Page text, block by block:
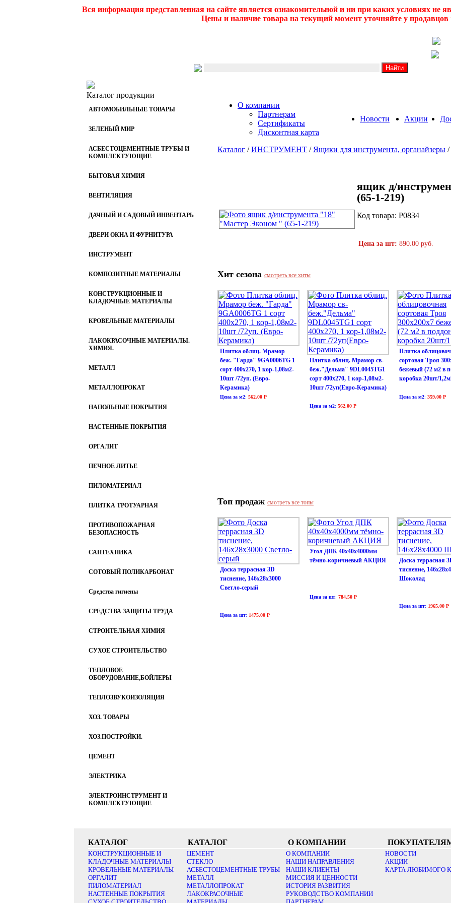
Вся информация представленная на сайте является ознакомительной и ни при каких условиях не
Цены и наличие товара на текущий момент уточняйте у продавцов
Каталог продукции
АВТОМОБИЛЬНЫЕ ТОВАРЫ
ЗЕЛЕНЫЙ МИР
АСБЕСТОЦЕМЕНТНЫЕ ТРУБЫ И
КОМПЛЕКТУЮЩИЕ
БЫТОВАЯ ХИМИЯ
ВЕНТИЛЯЦИЯ
ДАЧНЫЙ И САДОВЫЙ ИНВЕНТАРЬ
ДВЕРИ ОКНА И ФУРНИТУРА
ИНСТРУМЕНТ
КОМПОЗИТНЫЕ МАТЕРИАЛЫ
КОНСТРУКЦИОННЫЕ И
КЛАДОЧНЫЕ МАТЕРИАЛЫ
КРОВЕЛЬНЫЕ МАТЕРИАЛЫ
ЛАКОКРАСОЧНЫЕ МАТЕРИАЛЫ.
ХИМИЯ.
МЕТАЛЛ
МЕТАЛЛОПРОКАТ
НАПОЛЬНЫЕ ПОКРЫТИЯ
НАСТЕННЫЕ ПОКРЫТИЯ
ОРГАЛИТ
ПЕЧНОЕ ЛИТЬЕ
ПИЛОМАТЕРИАЛ
ПЛИТКА ТРОТУАРНАЯ
ПРОТИВОПОЖАРНАЯ
БЕЗОПАСНОСТЬ
САНТЕХНИКА
СОТОВЫЙ ПОЛИКАРБОНАТ
Средства гигиены
СРЕДСТВА ЗАЩИТЫ ТРУДА
СТРОИТЕЛЬНАЯ ХИМИЯ
СУХОЕ СТРОИТЕЛЬСТВО
ТЕПЛОВОЕ
ОБОРУДОВАНИЕ,БОЙЛЕРЫ
ТЕПЛОЗВУКОИЗОЛЯЦИЯ
ХОЗ. ТОВАРЫ
ХОЗ.ПОСТРОЙКИ.
ЦЕМЕНТ
ЭЛЕКТРИКА
ЭЛЕКТРОИНСТРУМЕНТ И
КОМПЛЕКТУЮЩИЕ
О компании
Партнерам
Сертификаты
Дисконтная карта
Новости Акции
Каталог /ИНСТРУМЕНТ / Ящики для инструмента, органайзеры /
ящик д/
(65-1-219)
Код товара: Р0834
Цена за шт: 890.00 руб.
Хит сезона смотреть все хиты
Плитка облиц. Мрамор
беж. "Гарда" 9GA0006TG 1
сорт 400х270, 1 кор-1,08м2-
10шт /72уп. (Евро-
Керамика)
Цена за м2: 562.00 Р
Плитка облиц. Мрамор св-
беж."Дельма" 9DL0045TG1
сорт 400х270, 1 кор-1,08м2-
10шт /72уп(Евро-Керамика)
Цена за м2: 562.00 Р
Плитка
сортовая Троя
бежевый (72 м2 в
коробка 20шт/
Цена за м2: 359.00 Р
Топ продаж смотреть все топы
Доска террасная 3D
тиснение, 146х28х3000
Светло-серый
Цена за шт: 1475.00 Р
Угол ДПК 40х40х4000мм
тёмно-коричневый АКЦИЯ
Цена за шт: 784.50 Р
Доска террасная
тиснение,
Шоколад
Цена за шт: 1965.00 Р
КАТАЛОГ КАТАЛОГ О КОМПАНИИ
КОНСТРУКЦИОННЫЕ И
КЛАДОЧНЫЕ МАТЕРИАЛЫ
КРОВЕЛЬНЫЕ МАТЕРИАЛЫ
ОРГАЛИТ
ПИЛОМАТЕРИАЛ
НАСТЕННЫЕ ПОКРЫТИЯ
ЦЕМЕНТ
СТЕКЛО
АСБЕСТОЦЕМЕНТНЫЕ ТРУБЫ
МЕТАЛЛ
МЕТАЛЛОПРОКАТ
ЛАКОКРАСОЧНЫЕ
О КОМПАНИИ
НАШИ НАПРАВЛЕНИЯ
НАШИ КЛИЕНТЫ
МИССИЯ И ЦЕННОСТИ
ИСТОРИЯ РАЗВИТИЯ
РУКОВОДСТВО КОМПАНИИ
НОВОСТИ
АКЦИИ
КАРТА ЛЮБИМОГО